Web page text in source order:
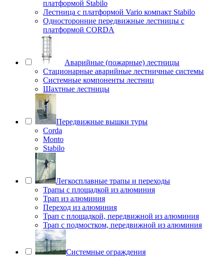
платформой Stabilo
Лестница с платформой Vario компакт Stabilo
Односторонние передвижные лестницы с
платформой CORDA
Аварийные (пожарные) лестницы
Стационарные аварийные лестничные системы
Системные компоненты лестниц
Шахтные лестницы
Передвижные вышки туры
Corda
Monto
Stabilo
Легкосплавные трапы и переходы
Трапы с площадкой из алюминия
Трап из алюминия
Переход из алюминия
Трап с площадкой, передвижной из алюминия
Трап с подмостком, передвижной из алюминия
Системные ограждения